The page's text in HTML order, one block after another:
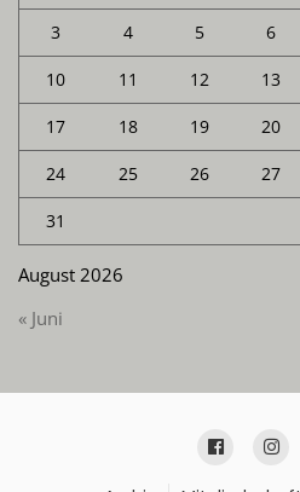
August 2026
3 4 5 6
10 11 12 13
17 18 19 20
24 25 26 27
31
« Juni